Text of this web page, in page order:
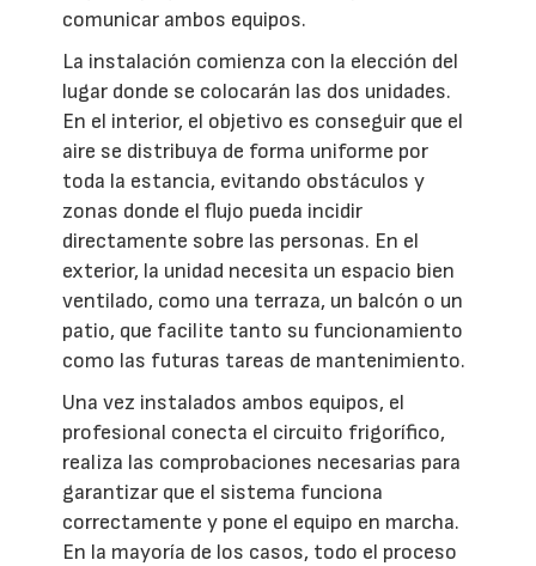
comunicar ambos equipos.
La instalación comienza con la elección del
lugar donde se colocarán las dos unidades.
En el interior, el objetivo es conseguir que el
aire se distribuya de forma uniforme por
toda la estancia, evitando obstáculos y
zonas donde el flujo pueda incidir
directamente sobre las personas. En el
exterior, la unidad necesita un espacio bien
ventilado, como una terraza, un balcón o un
patio, que facilite tanto su funcionamiento
como las futuras tareas de mantenimiento.
Una vez instalados ambos equipos, el
profesional conecta el circuito frigorífico,
realiza las comprobaciones necesarias para
garantizar que el sistema funciona
correctamente y pone el equipo en marcha.
En la mayoría de los casos, todo el proceso